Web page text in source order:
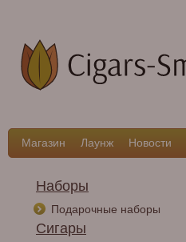
Магазин Лаунж Новости
Наборы
Подарочные наборы
Сигары